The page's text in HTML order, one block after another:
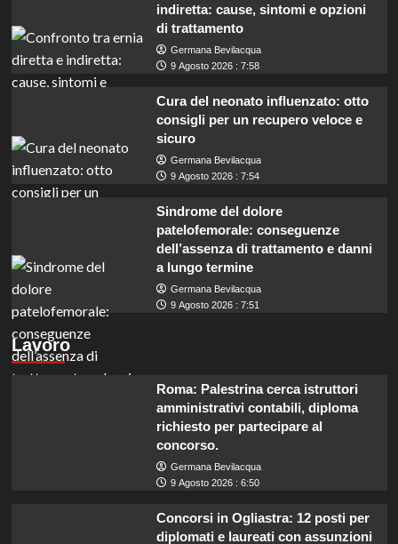
indiretta: cause, sintomi e opzioni
di trattamento
Germana Bevilacqua
9 Agosto 2026 : 7:58
Cura del neonato influenzato: otto
consigli per un recupero veloce e
sicuro
Germana Bevilacqua
9 Agosto 2026 : 7:54
Sindrome del dolore
patelofemorale: conseguenze
dell’assenza di trattamento e danni
a lungo termine
Germana Bevilacqua
9 Agosto 2026 : 7:51
Lavoro
Roma: Palestrina cerca istruttori
amministrativi contabili, diploma
richiesto per partecipare al
concorso.
Germana Bevilacqua
9 Agosto 2026 : 6:50
Concorsi in Ogliastra: 12 posti per
diplomati e laureati con assunzioni